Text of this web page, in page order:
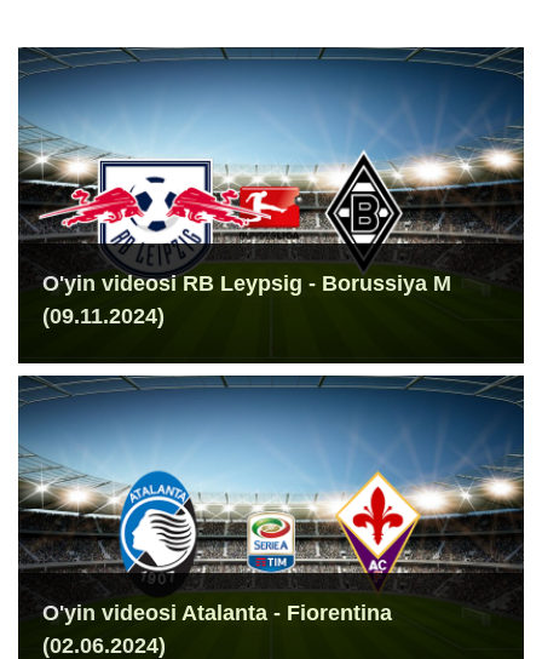
O'yin videosi RB Leypsig - Borussiya M
(09.11.2024)
O'yin videosi Atalanta - Fiorentina
(02.06.2024)